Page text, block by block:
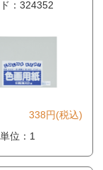
：324352
338円(税込)
位：1